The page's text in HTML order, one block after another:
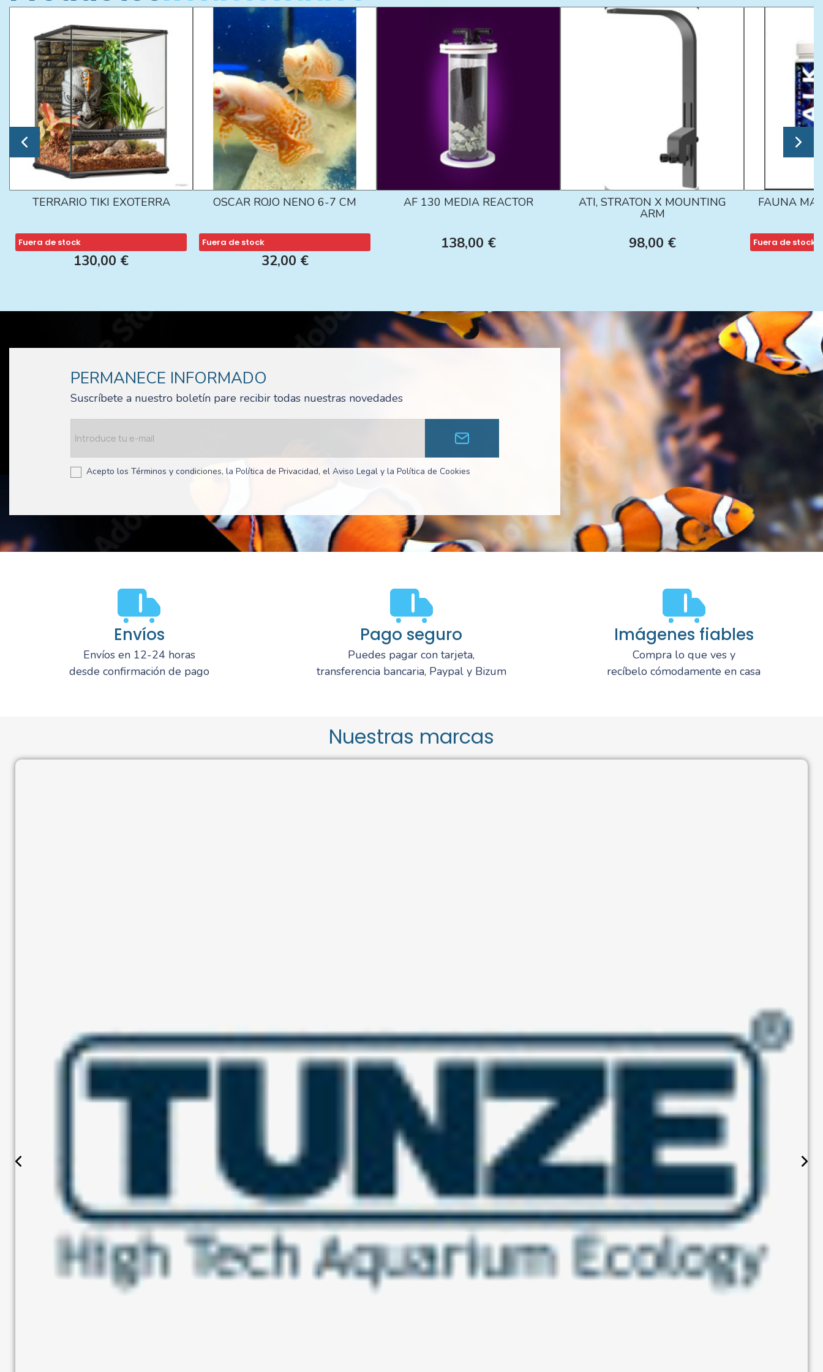
TERRARIO TIKI EXOTERRA
Fuera de stock
130,00 €
OSCAR ROJO NENO 6-7 CM
Fuera de stock
32,00 €
AF 130 MEDIA REACTOR
138,00 €
ATI, STRATON X MOUNTING
ARM
98,00 €
FAUNA
Fuera de stock
PERMANECE INFORMADO
Suscríbete a nuestro boletín pare recibir todas nuestras novedades
Acepto los Términos y condiciones, la Política de Privacidad, el Aviso Legal y la Política de Cookies
Envíos
Envíos en 12-24 horas
desde confirmación de pago
Pago seguro
Puedes pagar con tarjeta,
transferencia bancaria, Paypal y Bizum
Imágenes fiables
Compra lo que ves y
recíbelo cómodamente en casa
Nuestras marcas